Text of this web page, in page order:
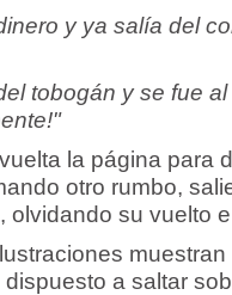
y ya salía del
tobogán y se fue
la página para
otro rumbo,
olvidando su vuelto
a saltar